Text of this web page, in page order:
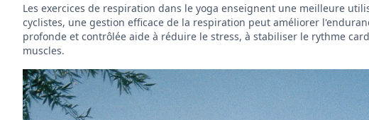
Les exercices de respiration dans le yoga enseignent une meilleure
cyclistes, une gestion efficace de la respiration peut améliorer
profonde et contrôlée aide à réduire le stress, à stabiliser le rythme
muscles.